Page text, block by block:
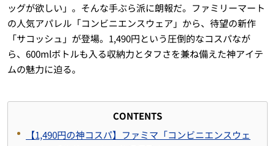
ッグが欲しい」。そんな手ぶら派に朗報だ。ファミリーマート
の人気アパレル「コンビニエンスウェア」から、待望の新作
「サコッシュ」が登場。1,490円という圧倒的なコスパなが
ら、600mlボトルも入る収納力とタフさを兼ね備えた神アイテ
ムの魅力に迫る。
CONTENTS
【1,490円の神コスパ】ファミマ「コンビニエンスウェ